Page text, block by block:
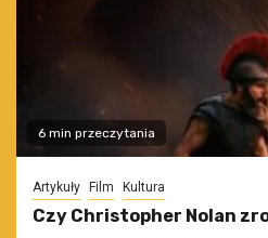
6 min przeczytania
Artykuły Film Kultura
Czy Christopher Nolan